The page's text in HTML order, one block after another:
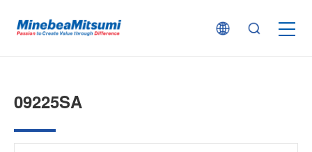
09225SA